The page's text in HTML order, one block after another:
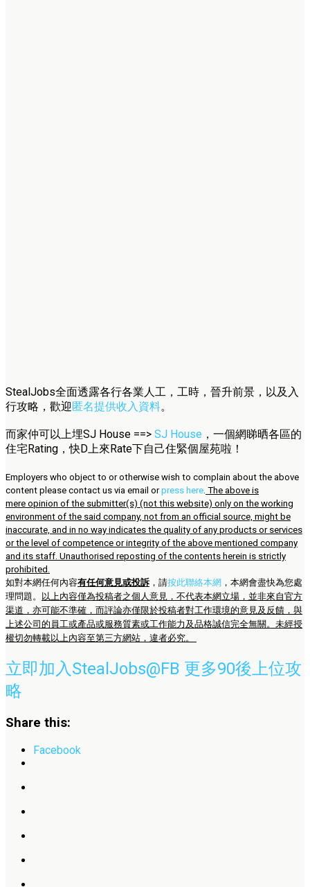
StealJobs全面透露各行各業人工，工時，晉升前景，以及入
行攻略，歡迎匿名提供收入資料。
而家仲可以上埋SJ House ==> SJ House ，一個網睇晒各區的
住宅Rating，快D上來Rate下自己住緊個屋苑啦！
Employers who object to or otherwise wish to complain about the above
content please contact us via email orpress here. The above is
mere opinion of the submitter(s) (not this website) only on the working
environment of the said company, not from an official source, might be
inaccurate, and in no way indicates the quality of any products or services
or the level of competence or integrity of the above mentioned company
and its staff. Unauthorised reposting of the contents herein is strictly
prohibited.
如對本網任何內容有任何意見或投訴 ，請按此聯絡本網 ，本網會盡快為您處
理問題。
以上內容僅為投稿者之個人意見，不代表本網立場，並非來自官方
渠道，亦可能不準確，而評論亦僅限於投稿者對工作環境的意見及反饋，與
上述公司的員工或產品或服務質素或工作能力及品格誠信完全無關。未經授
權切勿轉載以上內容至第三方網站，違者必究。
立即加入StealJobs@FB 更多90後上位攻
略
Share this:
Facebook